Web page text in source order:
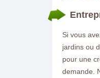
Si vous
jardins ou
pour une
demande.